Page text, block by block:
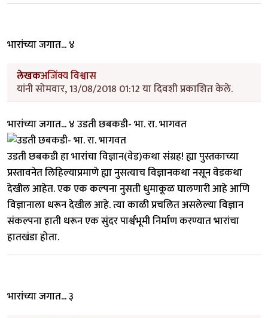
भारांच्या जगात... ४
लेखकअजिंक्य विश्वास
यांनी सोमवार, 13/08/2018 01:12 या दिवशी प्रकाशित केले.
भारांच्या जगात... ४ उडती छबकडी- भा. रा. भागवत
उडती छबकडी हा भारांचा विज्ञान(वेड)कथा संग्रह! ह्या पुस्तकाच्या
प्रस्तावनेत लिहिल्याप्रमाणे ह्या नुसत्याच विज्ञानकथा नसून वेडकथा
देखील आहेत. एक एक कल्पना नुसती धुमाकूळ घालणारी आहे आणि
विज्ञानाला धरून देखील आहे. त्या काळी प्रचलित असलेल्या विज्ञान
संकल्पना हाती धरून एक सुंदर पार्श्वभूमी निर्माण करण्यात भारांचा
हातखंडा होता.
भारांच्या जगात... ३